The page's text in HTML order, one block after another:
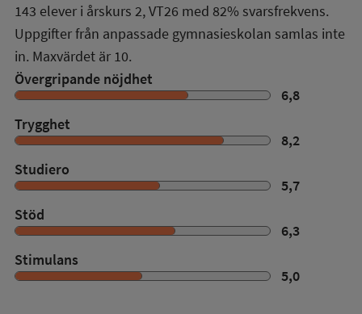
143 elever i årskurs 2,VT26 med 82% svarsfrekvens.
Uppgifter från anpassade gymnasieskolan samlas inte
in. Maxvärdet är 10.
Övergripande nöjdhet
6,8
Trygghet
8,2
Studiero
5,7
Stöd
6,3
Stimulans
5,0